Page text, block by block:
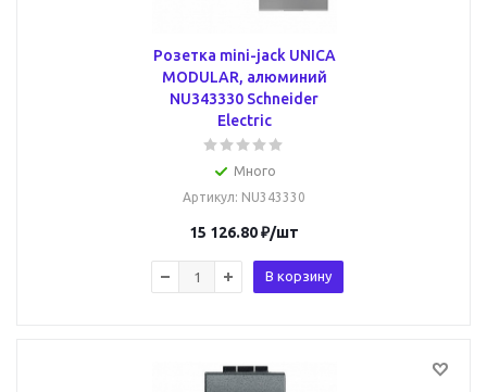
Розетка mini-jack UNICA
MODULAR, алюминий
NU343330 Schneider
Electric
Много
Артикул: NU343330
15 126.80₽/шт
В корзину